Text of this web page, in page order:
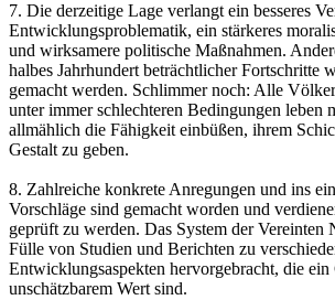
7. Die derzeitige Lage verlangt ein besseres
Entwicklungsproblematik, ein stärkeres
und wirksamere politische Maßnahmen.
halbes Jahrhundert beträchtlicher Fortschritte
gemacht werden. Schlimmer noch: Alle
unter immer schlechteren Bedingungen leben
allmählich die Fähigkeit einbüßen, ihrem
Gestalt zu geben.
8. Zahlreiche konkrete Anregungen und ins
Vorschläge sind gemacht worden und
geprüft zu werden. Das System der Vereinten
Fülle von Studien und Berichten zu
Entwicklungsaspekten hervorgebracht, die
unschätzbarem Wert sind.